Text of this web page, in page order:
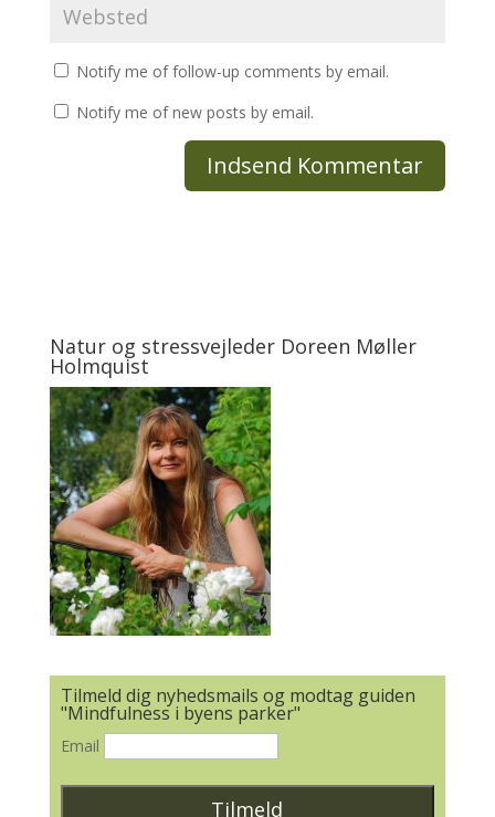
Notify me of follow-up comments by email.
Notify me of new posts by email.
Natur og stressvejleder Doreen Møller
Holmquist
Tilmeld dig nyhedsmails og modtag guiden
"Mindfulness i byens parker"
Email